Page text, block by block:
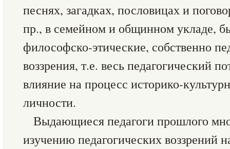
песнях, загадках, пословицах и
пр., в семейном и общинном укладе,
философско-этические, собственно
воззрения, т.е. весь педагогический
влияние на процесс историко-
личности.
Выдающиеся педагоги прошлого
изучению педагогических воззрений